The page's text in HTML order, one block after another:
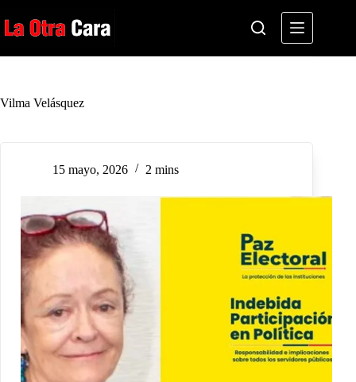
al
contenido
Vilma Velásquez
15 mayo, 2026 2 mins